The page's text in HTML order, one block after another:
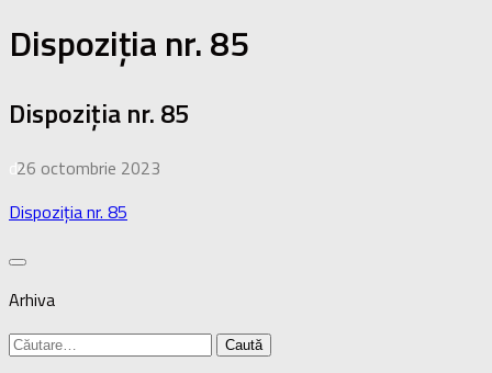
Dispoziția nr. 85
Dispoziția nr. 85
de·
26 octombrie 2023
Dispoziția nr. 85
Arhiva
Caută